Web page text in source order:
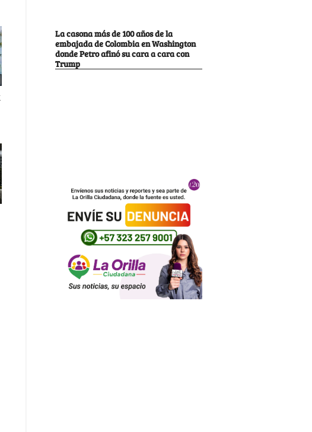
La casona más de 100 años de la
embajada de Colombia en Washington
donde Petro afinó su cara a cara con
Trump